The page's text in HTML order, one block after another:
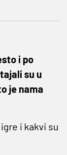
i po
su u
je nama
i kakvi su